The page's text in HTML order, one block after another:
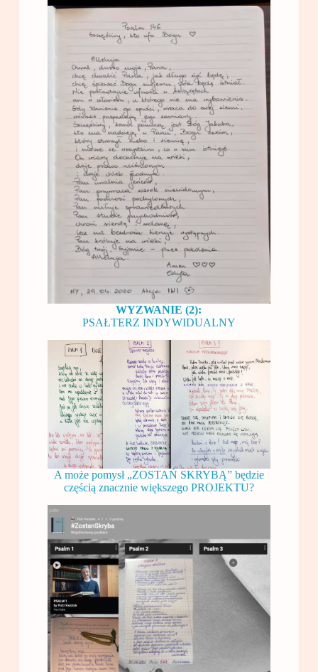
WYZWANIE (2):
PSAŁTERZ INDYWIDUALNY
A może pomysł „ZOSTAŃ SKRYBĄ” będzie
częścią znacznie większego PROJEKTU?